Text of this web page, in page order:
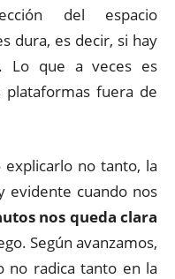
del espacio
dura, es decir, si hay
Lo que a veces es
plataformas fuera de
explicarlo no tanto, la
evidente cuando nos
nos queda clara
Según avanzamos,
no radica tanto en la